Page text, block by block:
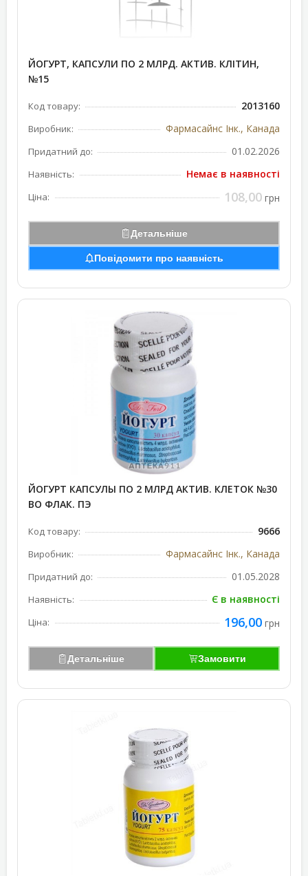
ЙОГУРТ, КАПСУЛИ ПО 2 МЛРД. АКТИВ. КЛІТИН,
№15
Код товару: 2013160
Виробник: Фармасайнс Інк., Канада
Придатний до: 01.02.2026
Наявність: Немає в наявності
Ціна: 108,00 грн
Детальніше
Повідомити про наявність
ЙОГУРТ КАПСУЛЫ ПО 2 МЛРД АКТИВ. КЛЕТОК №30
ВО ФЛАК. ПЭ
Код товару: 9666
Виробник: Фармасайнс Інк., Канада
Придатний до: 01.05.2028
Наявність: Є в наявності
Ціна: 196,00 грн
Детальніше Замовити